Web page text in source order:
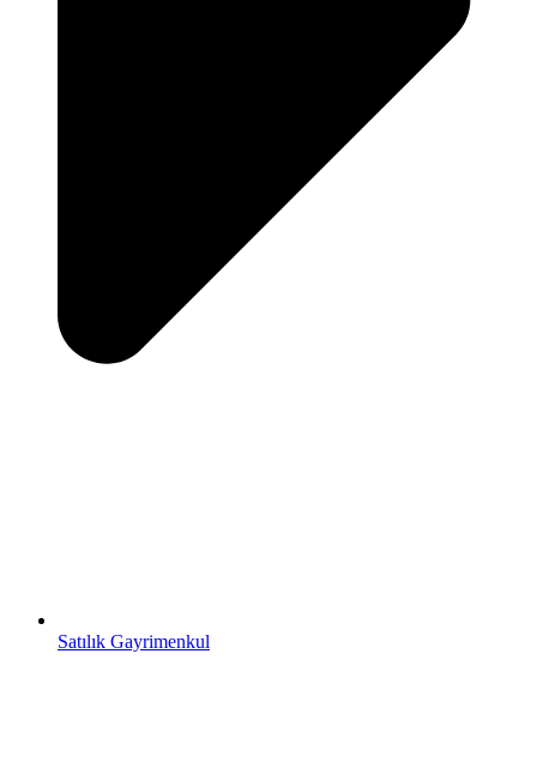
Satılık Gayrimenkul